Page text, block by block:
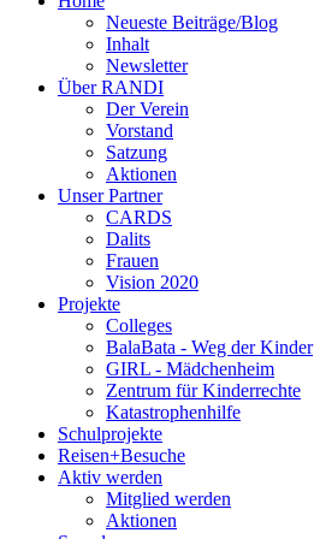
Neueste Beiträge/Blog
Inhalt
Newsletter
Über RANDI
Der Verein
Vorstand
Satzung
Aktionen
Unser Partner
CARDS
Dalits
Frauen
Vision 2020
Projekte
Colleges
BalaBata - Weg der Kinder
GIRL - Mädchenheim
Zentrum für Kinderrechte
Katastrophenhilfe
Schulprojekte
Reisen+Besuche
Aktiv werden
Mitglied werden
Aktionen